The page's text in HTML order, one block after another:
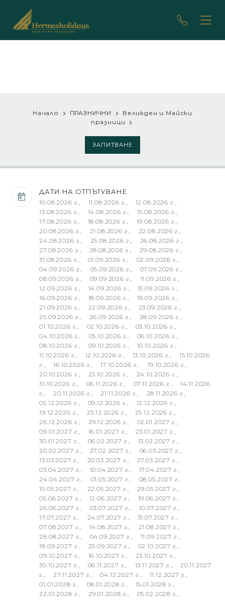
Начало ПРАЗНИЧНИ
Великден и Майски
празници
ЗАПИТВАНЕ
ДАТИ НА ОТПЪТУВАНЕ
10.08.2026 г., 11.08.2026 г., 12.08.2026 г., 13.08.2026 г., 14.08.2026 г., 15.08.2026 г., 17.08.2026 г., 18.08.2026 г., 19.08.2026 г., 20.08.2026 г., 21.08.2026 г., 22.08.2026 г., 24.08.2026 г., 25.08.2026 г., 26.08.2026 г., 27.08.2026 г., 28.08.2026 г., 29.08.2026 г., 31.08.2026 г., 01.09.2026 г., 02.09.2026 г., 04.09.2026 г., 05.09.2026 г., 07.09.2026 г., 08.09.2026 г., 09.09.2026 г., 11.09.2026 г., 12.09.2026 г., 14.09.2026 г., 15.09.2026 г., 16.09.2026 г., 18.09.2026 г., 19.09.2026 г., 21.09.2026 г., 22.09.2026 г., 23.09.2026 г., 25.09.2026 г., 26.09.2026 г., 28.09.2026 г., 01.10.2026 г., 02.10.2026 г., 03.10.2026 г., 04.10.2026 г., 05.10.2026 г., 06.10.2026 г., 08.10.2026 г., 09.10.2026 г., 10.10.2026 г., 11.10.2026 г., 12.10.2026 г., 13.10.2026 г., 15.10.2026 г., 16.10.2026 г., 17.10.2026 г., 19.10.2026 г., 20.10.2026 г., 23.10.2026 г., 24.10.2026 г., 31.10.2026 г., 06.11.2026 г., 07.11.2026 г., 14.11.2026 г., 20.11.2026 г., 21.11.2026 г., 28.11.2026 г., 05.12.2026 г., 09.12.2026 г., 12.12.2026 г., 19.12.2026 г.,